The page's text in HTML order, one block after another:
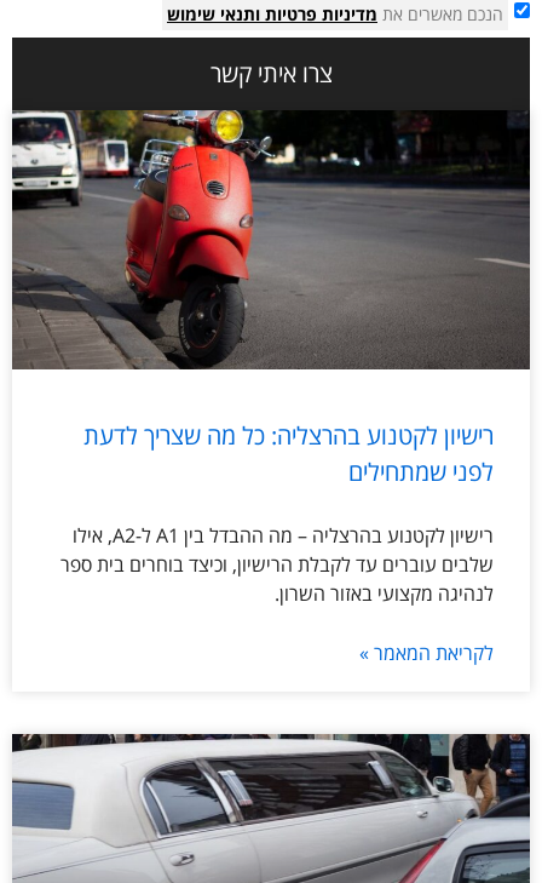
הנכם מאשרים את מדיניות פרטיות ותנאי שימוש
צרו איתי קשר
רישיון לקטנוע בהרצליה: כל מה שצריך לדעת
לפני שמתחילים
רישיון לקטנוע בהרצליה – מה ההבדל בין A1 ל-A2, אילו
שלבים עוברים עד לקבלת הרישיון, וכיצד בוחרים בית ספר
לנהיגה מקצועי באזור השרון.
לקריאת המאמר »